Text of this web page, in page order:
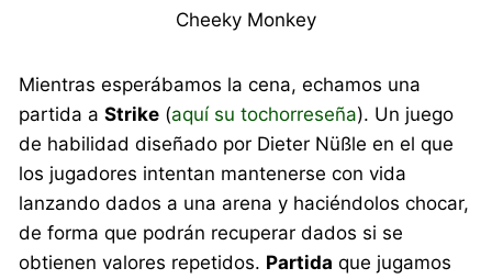
Cheeky Monkey
Mientras esperábamos la cena, echamos una
partida aStrike (aquí su tochorreseña). Un juego
de habilidad diseñado por Dieter Nüßle en el que
los jugadores intentan mantenerse con vida
lanzando dados a una arena y haciéndolos chocar,
de forma que podrán recuperar dados si se
obtienen valores repetidos. Partida que jugamos